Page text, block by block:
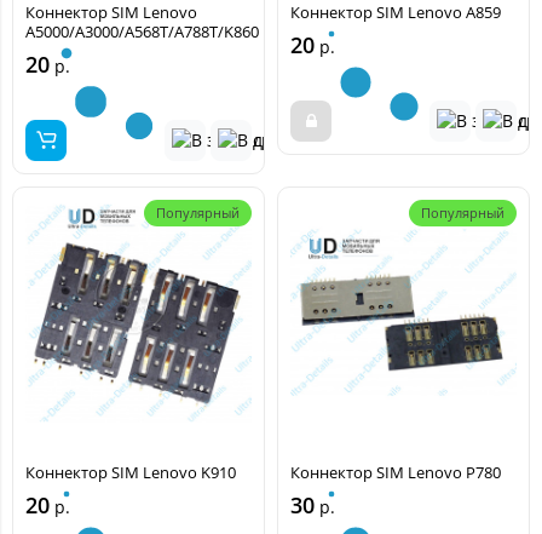
Коннектор SIM Lenovo
A5000/A3000/A568T/A788T/K860
20 р.
Коннектор SIM Lenovo A859
20 р.
Популярный
Коннектор SIM Lenovo K910
20 р.
Популярный
Коннектор SIM Lenovo P780
30 р.